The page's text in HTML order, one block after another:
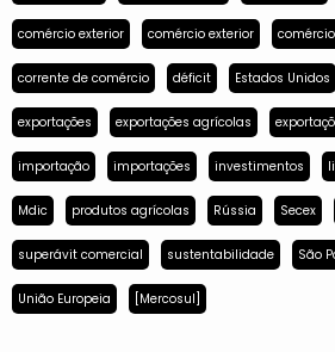
comércio exterior comércio exterior
corrente de comércio déficit Estados Unidos
exportações exportações agrícolas
importação importações investimentos
Mdic produtos agrícolas Rússia Secex
superávit comercial sustentabilidade São
União Europeia [Mercosul]